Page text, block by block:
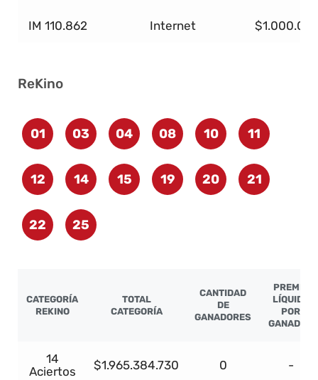
IM 110.862 Internet
ReKino
01 03 04 08 10 11
12 14 15 19 20 21
22 25
CATEGORÍA
REKINO
TOTAL
CATEGORÍA
CANTIDAD
DE
GANADORES
PREMIO
LÍQUIDO
POR
GANADOR
14
Aciertos
$1.965.384.730 0 -